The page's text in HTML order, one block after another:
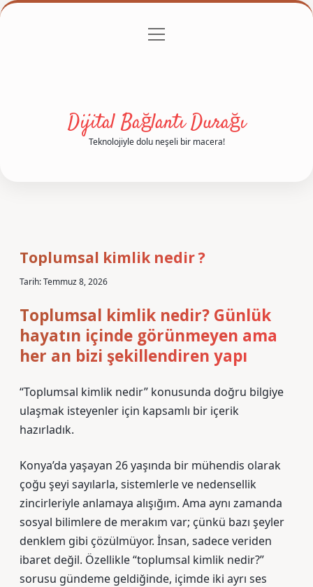
Gizlilik Politikası
menüyü
Dijital Bağlantı Durağı
Teknolojiyle dolu neşeli bir macera!
Toplumsal kimlik nedir ?
Tarih: Temmuz 8, 2026
Toplumsal kimlik nedir? Günlük
hayatın içinde görünmeyen ama
her an bizi şekillendiren yapı
“Toplumsal kimlik nedir” konusunda doğru bilgiye
ulaşmak isteyenler için kapsamlı bir içerik
hazırladık.
Konya’da yaşayan 26 yaşında bir mühendis olarak
çoğu şeyi sayılarla, sistemlerle ve nedensellik
zincirleriyle anlamaya alışığım. Ama aynı zamanda
sosyal bilimlere de merakım var; çünkü bazı şeyler
denklem gibi çözülmüyor. İnsan, sadece veriden
ibaret değil. Özellikle “toplumsal kimlik nedir?”
sorusu gündeme geldiğinde, içimde iki ayrı ses